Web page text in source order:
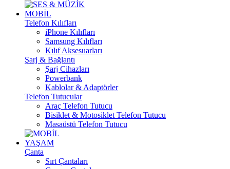
MOBİL
Telefon Kılıfları
iPhone Kılıfları
Samsung Kılıfları
Kılıf Aksesuarları
Şarj & Bağlantı
Şarj Cihazları
Powerbank
Kablolar & Adaptörler
Telefon Tutucular
Araç Telefon Tutucu
Bisiklet & Motosiklet Telefon Tutucu
Masaüstü Telefon Tutucu
YAŞAM
Çanta
Sırt Çantaları